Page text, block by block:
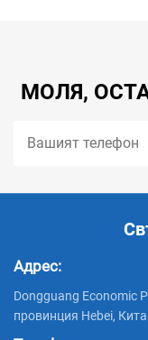
МОЛЯ,
Адрес:
Dongguang Economic
провинция Hebei,